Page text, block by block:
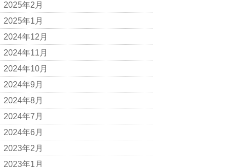
2025年2月
2025年1月
2024年12月
2024年11月
2024年10月
2024年9月
2024年8月
2024年7月
2024年6月
2023年2月
2023年1月